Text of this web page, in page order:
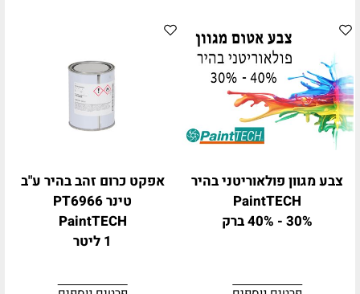
צבע מגוון פולאוריטני בהיר
PaintTECH
30% - 40% ברק
אפקט כרום זהב בהיר ע"ב
טינר PT6966
PaintTECH
1 ליטר